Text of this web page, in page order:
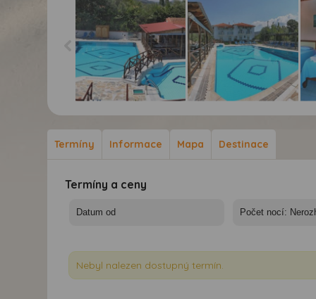
Paradise
Paradise
Termíny
Informace Mapa Destinace
Termíny a ceny
Nebyl nalezen dostupný termín.